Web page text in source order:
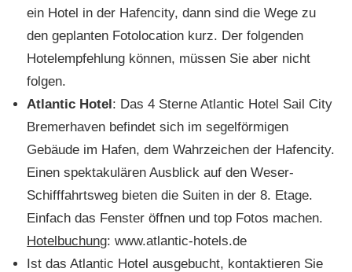
ein Hotel in der Hafencity, dann sind die Wege zu
den geplanten Fotolocation kurz. Der folgenden
Hotelempfehlung können, müssen Sie aber nicht
folgen.
Atlantic Hotel: Das 4 Sterne Atlantic Hotel Sail City
Bremerhaven befindet sich im segelförmigen
Gebäude im Hafen, dem Wahrzeichen der Hafencity.
Einen spektakulären Ausblick auf den Weser-
Schifffahrtsweg bieten die Suiten in der 8. Etage.
Einfach das Fenster öffnen und top Fotos machen.
Hotelbuchung: www.atlantic-hotels.de
Ist das Atlantic Hotel ausgebucht, kontaktieren Sie